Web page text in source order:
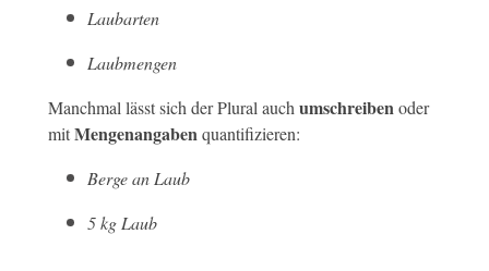
Laubarten
Laubmengen
Manchmal lässt sich der Plural auch umschreiben oder
mitMengenangaben quantifizieren:
Berge an Laub
5 kg Laub